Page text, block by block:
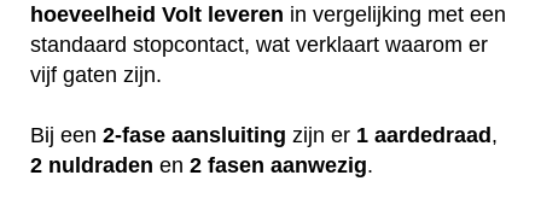
hoeveelheid Volt leveren in vergelijking met een
standaard stopcontact, wat verklaart waarom er
vijf gaten zijn.
Bij een 2-fase aansluiting zijn er 1 aardedraad,
2 nuldraden en 2 fasen aanwezig.